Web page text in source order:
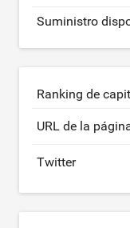
Suministro
Ranking de
URL de la
Twitter